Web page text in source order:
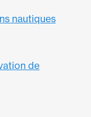
nautiques
de